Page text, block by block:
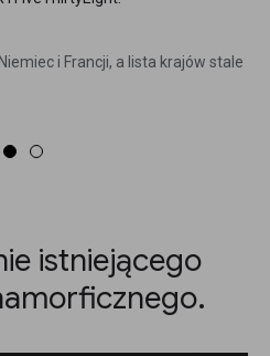
i Francji, a lista krajów stale
istniejącego